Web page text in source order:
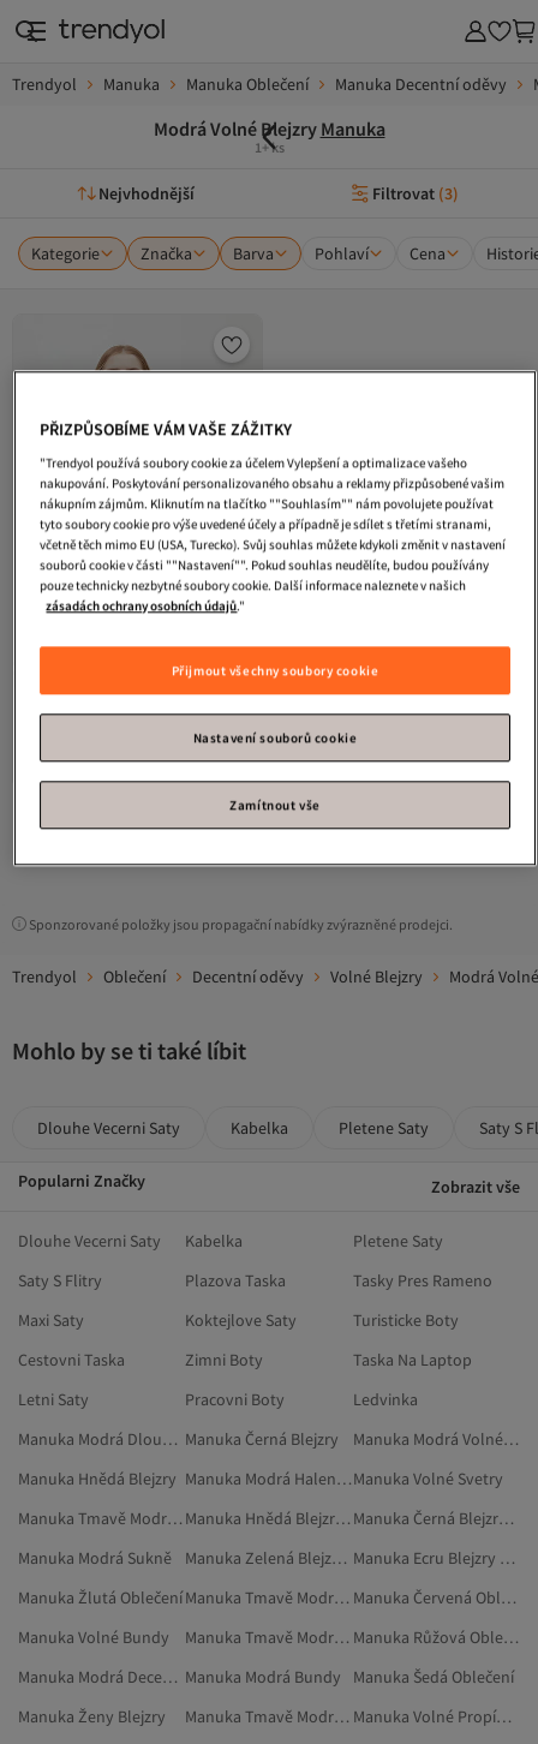
Trendyol Manuka Manuka Oblečení Manuka Decentní oděvy
Modrá Volné Blejzry Manuka
1+ ks
Nejvhodnější Filtrovat (3)
Kategorie Značka Barva Pohlaví Cena
Manuka
TRENCH DESIGN DENIM
BUNDA TMAVĚ MODRÁ
2 782
Sponzorované položky jsou propagační nabídky zvýrazněné prodejci.
Trendyol Oblečení Decentní oděvy Volné Blejzry Modrá
Mohlo by se ti také líbit
Dlouhe Vecerni Saty Kabelka Pletene Saty Saty S
Popularni Značky Zobrazit vše
Dlouhe Vecerni Saty Kabelka
Pletene Saty
Saty S Flitry
Plazova Taska
Tasky Pres Rameno
Maxi Saty
Koktejlove Saty
Turisticke Boty
Cestovni Taska
Zimni Boty
Taska Na Laptop
Letni Saty
Pracovni Boty
Ledvinka
Manuka Modrá Dlouhé Sukně Manuka Černá Blejzry
Manuka Modrá Volné Topy
Manuka Hnědá Blejzry
Manuka Modrá HalenkyManuka Volné Svetry
Manuka Tmavě Modrá Propínací Svetry
Manuka Hnědá Blejzry A Vesty
Manuka Černá Blejzry A Vesty
Manuka Modrá Sukně
Manuka Zelená Blejzry A Vesty
Manuka Ecru Blejzry A Vesty
Manuka Žlutá Oblečení
Manuka Tmavě Modrá Decentní Oděvy
Manuka Červená Oblečení
Manuka Volné Bundy
Manuka Tmavě Modrá Halenky
Manuka Růžová Oblečení
Manuka Modrá Decentní Blůzy Manuka Modrá Bundy
Manuka Šedá Oblečení
Manuka Ženy Blejzry
Manuka Tmavě Modrá Sukně
Manuka Volné Propínací Svetry
PŘIZPŮSOBÍME VÁM VAŠE ZÁŽITKY
"Trendyol používá soubory cookie za účelem Vylepšení a optimalizace vašeho
nakupování. Poskytování personalizovaného obsahu a reklamy přizpůsobené vašim
nákupním zájmům. Kliknutím na tlačítko ""Souhlasím"" nám povolujete používat
tyto soubory cookie pro výše uvedené účely a případně je sdílet s třetími stranami,
včetně těch mimo EU (USA, Turecko). Svůj souhlas můžete kdykoli změnit v nastavení
souborů cookie v části ""Nastavení"". Pokud souhlas neudělíte, budou používány
pouze technicky nezbytné soubory cookie. Další informace naleznete v našich
zásadách ochrany osobních údajů."
Přijmout všechny soubory cookie
Nastavení souborů cookie
Zamítnout vše